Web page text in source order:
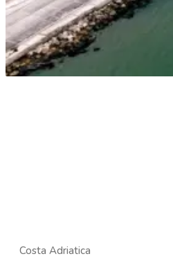
Costa Adriatica